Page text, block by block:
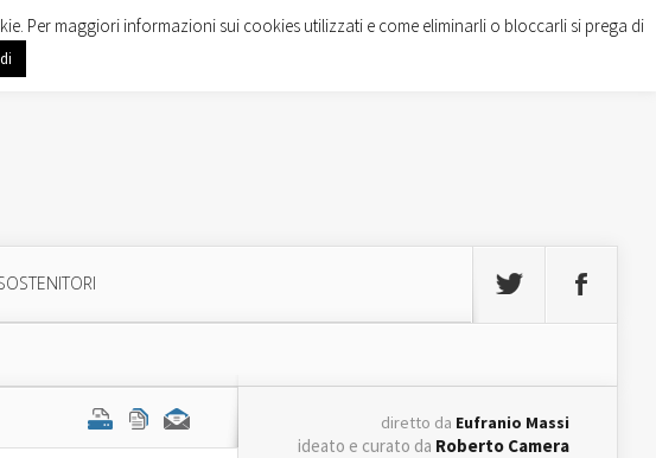
diretto da Eufranio Massi
ideato e curato da Roberto Camera
Per maggiori informazioni sui cookies utilizzati e come eliminarli o bloccarli si prega di